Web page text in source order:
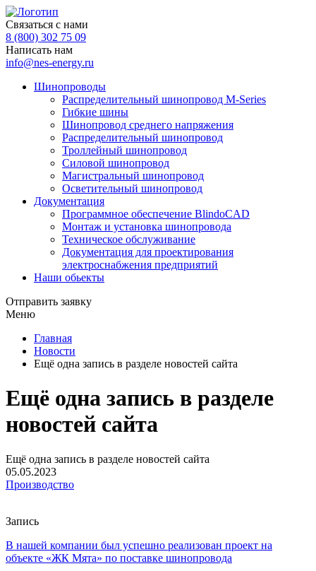
Связаться с нами
8 (800) 302 75 09
Написать нам
info@nes-energy.ru
Шинопроводы
Распределительный шинопровод M-Series
Гибкие шины
Шинопровод среднего напряжения
Распределительный шинопровод
Троллейный шинопровод
Силовой шинопровод
Магистральный шинопровод
Осветительный шинопровод
Документация
Программное обеспечение BlindoCAD
Монтаж и установка шинопровода
Техническое обслуживание
Документация для проектирования
электроснабжения предприятий
Наши обьекты
Отправить заявку
Меню
Главная
Новости
Ещё одна запись в разделе новостей сайта
Ещё одна запись в разделе
новостей сайта
Ещё одна запись в разделе новостей сайта
05.05.2023
Производство
Запись
В нашей компании был успешно реализован проект на
объекте «ЖК Мята» по поставке шинопровода